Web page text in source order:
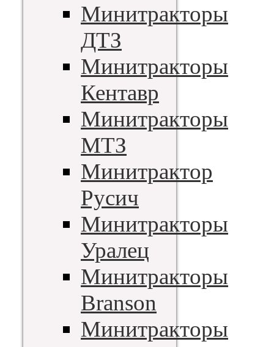
Минитракторы
ДТЗ
Минитракторы
Кентавр
Минитракторы
МТЗ
Минитрактор
Русич
Минитракторы
Уралец
Минитракторы
Branson
Минитракторы